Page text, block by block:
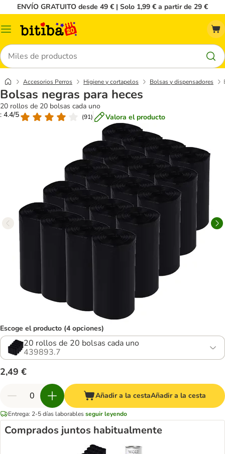
ENVÍO GRATUITO desde 49 € | Solo 1,99 € a partir de 29 €
Menú
Buscar
Accesorios Perros Higiene y cortapelos Bolsas y dispensadores
Bolsas negras para heces
20 rollos de 20 bolsas cada uno
: 4.4/5
(91) Valora el producto
Escoge el producto (4 opciones)
20 rollos de 20 bolsas cada uno
439893.7
2,49 €
Añadir a la cestaAñadir a la cesta
Entrega: 2-5 días laborablesseguir leyendo
Comprados juntos habitualmente